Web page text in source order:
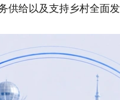
给以及支持乡村全面